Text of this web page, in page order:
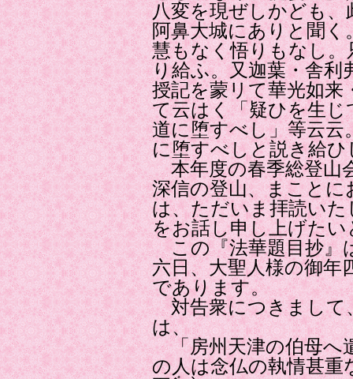
八変を現ぜしかども、
阿鼻大城にありと聞く
慧もなく悟りもなし
り給ふ。又迦葉・舎利
授記を蒙リて華光如来
て云はく「疑ひを生
道に堕すべし」等云云
に堕すべしと説き給ひ
本年度の春季総登山
深信の登山、まこと
は、ただいま拝読い
をお話し申し上げたい
この『法華題目抄』
六日、大聖人様の御年
であります。
対告衆につきまして
は、
「房州天津の伯母へ
の人は念仏の執情甚